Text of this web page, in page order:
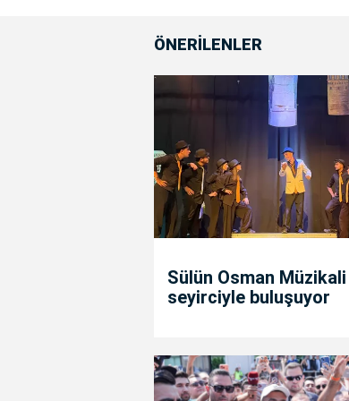
ÖNERİLENLER
Sülün Osman Müzikali
seyirciyle buluşuyor